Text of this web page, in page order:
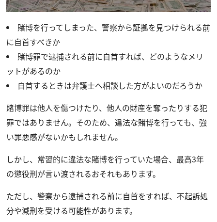
賭博を行ってしまった、警察から証拠を見つけられる前
に自首すべきか
賭博罪で逮捕される前に自首すれば、どのようなメリ
ットがあるのか
自首するときは弁護士へ相談した方がよいのだろうか
賭博罪は他人を傷つけたり、他人の財産を奪ったりする犯
罪ではありません。そのため、違法な賭博を行っても、強
い罪悪感がないかもしれません。
しかし、常習的に違法な賭博を行っていた場合、最高3年
の懲役刑が言い渡されるおそれもあります。
ただし、警察から逮捕される前に自首をすれば、不起訴処
分や減刑を受ける可能性があります。